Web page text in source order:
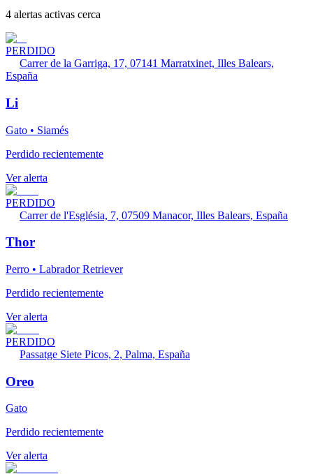
4 alertas activas cerca
PERDIDO
Carrer de la Garriga, 17, 07141 Marratxinet, Illes Balears,
España
Li
Gato • Siamés
Perdido recientemente
Ver alerta
PERDIDO
Carrer de l'Església, 7, 07509 Manacor, Illes Balears, España
Thor
Perro • Labrador Retriever
Perdido recientemente
Ver alerta
PERDIDO
Passatge Siete Picos, 2, Palma, España
Oreo
Gato
Perdido recientemente
Ver alerta